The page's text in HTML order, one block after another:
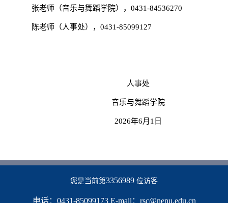
张老师（音乐与舞蹈学院）， 0431-84536270
陈老师（人事处）， 0431-85099127
人事处
音乐与舞蹈学院
2026年6月 1 日
您是当前第3356989 位访客
电话：0431-85099173 E-mail：rsc@nenu.edu.cn